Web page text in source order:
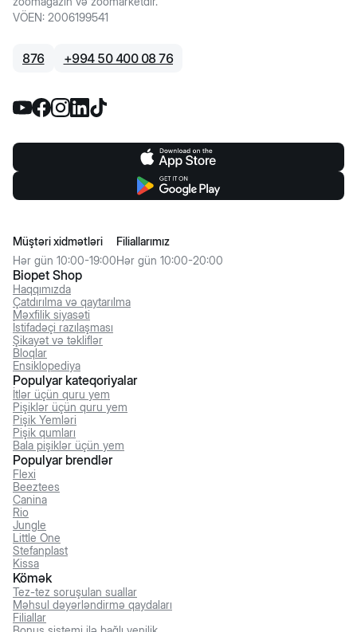
VÖEN: 2006199541
876 +994 50 400 08 76
Biopet Shop
Haqqımızda
Çatdırılma və qaytarılma
Məxfilik siyasəti
İstifadəçi razılaşması
Şikayət və təkliflər
Bloqlar
Ensiklopediya
Müştəri xidmətləri
Hər gün 10:00-19:00
Filiallarımız
Hər gün 10:00-20:00
Populyar kateqoriyalar
İtlər üçün quru yem
Pişiklər üçün quru yem
Pişik Yemləri
Pişik qumları
Bala pişiklər üçün yem
Populyar brendlər
Flexi
Beeztees
Canina
Rio
Jungle
Little One
Stefanplast
Kissa
Kömək
Tez-tez soruşulan suallar
Məhsul dəyərləndirmə qaydaları
Filiallar